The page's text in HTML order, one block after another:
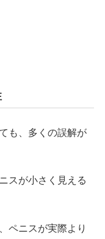
も、多くの誤解が
スが小さく見える
ペニスが実際より